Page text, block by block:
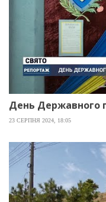
День Державного
23 СЕРПНЯ 2024, 18:05